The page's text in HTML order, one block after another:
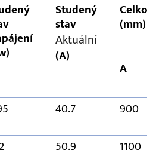
Studený
stav
Aktuální
(A)
(mm)
A
40.7 900
50.9 1100